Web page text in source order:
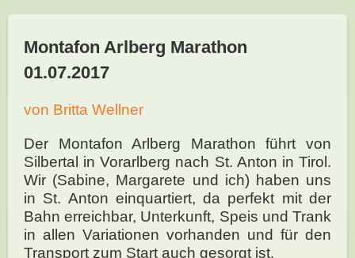
Montafon Arlberg Marathon
01.07.2017
von Britta Wellner
Der Montafon Arlberg Marathon führt von
Silbertal in Vorarlberg nach St. Anton in Tirol.
Wir (Sabine, Margarete und ich) haben uns
in St. Anton einquartiert, da perfekt mit der
Bahn erreichbar, Unterkunft, Speis und Trank
in allen Variationen vorhanden und für den
Transport zum Start auch gesorgt ist.